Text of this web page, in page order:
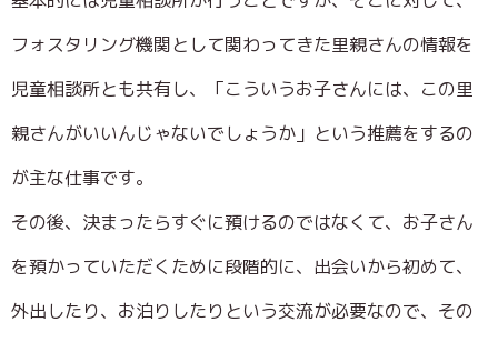
フォスタリング機関として関わってきた里親さんの情報を
児童相談所とも共有し、「こういうお子さんには、この里
親さんがいいんじゃないでしょうか」という推薦をするの
が主な仕事です。
その後、決まったらすぐに預けるのではなくて、お子さん
を預かっていただくために段階的に、出会いから初めて、
外出したり、お泊りしたりという交流が必要なので、その